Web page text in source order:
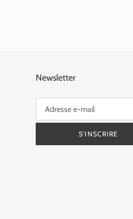
Newsletter
S'INSCRIRE